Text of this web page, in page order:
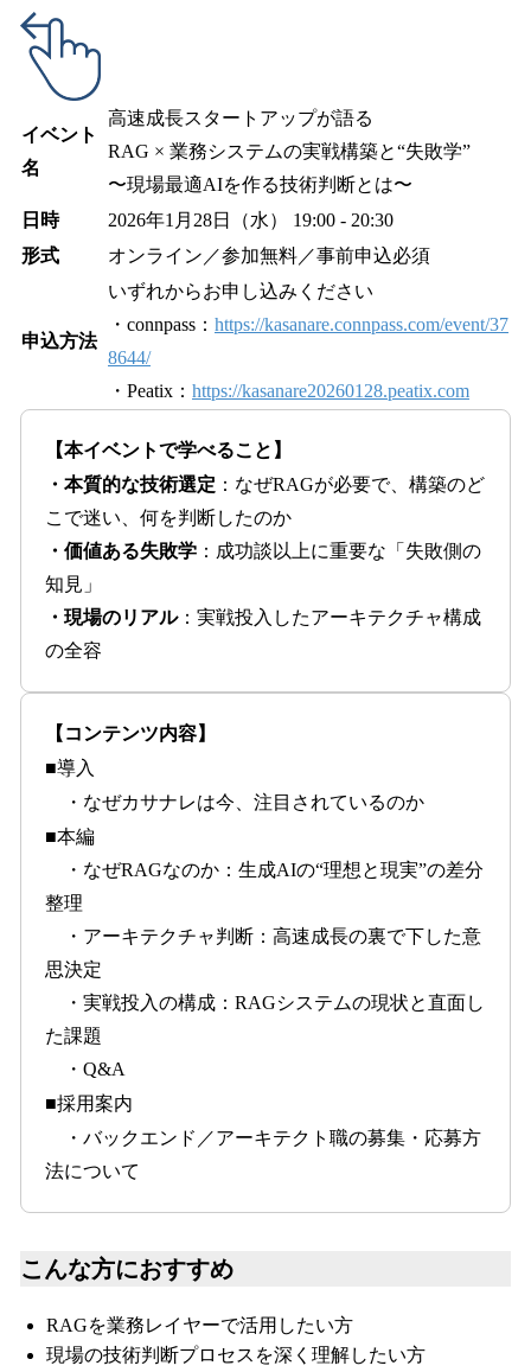
イベント
名
高速成長スタートアップが語る
RAG × 業務システムの実戦構築と“失敗学”
〜現場最適AIを作る技術判断とは〜
日時
2026年1月28日（水） 19:00 - 20:30
形式
オンライン／参加無料／事前申込必須
申込方法
いずれからお申し込みください
・connpass： https://kasanare.connpass.com/event/37
8644/
・Peatix： https://kasanare20260128.peatix.com
【本イベントで学べること】
・本質的な技術選定 ：なぜRAGが必要で、構築のど
こで迷い、何を判断したのか
・価値ある失敗学 ：成功談以上に重要な「失敗側の
知見」
・現場のリアル：実戦投入したアーキテクチャ構成
の全容
【コンテンツ内容】
■導入
・なぜカサナレは今、注目されているのか
■本編
・なぜRAGなのか：生成AIの“理想と現実”の差分
整理
・アーキテクチャ判断：高速成長の裏で下した意
思決定
・実戦投入の構成：RAGシステムの現状と直面し
た課題
・Q&A
■採用案内
・バックエンド／アーキテクト職の募集・応募方
法について
こんな方におすすめ
RAGを業務レイヤーで活用したい方
現場の技術判断プロセスを深く理解したい方